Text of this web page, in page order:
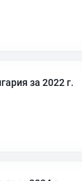
за 2022 г.